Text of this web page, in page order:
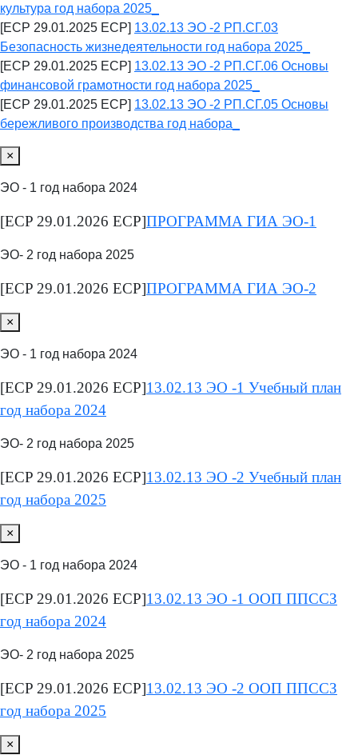
культура год набора 2025_
[ECP 29.01.2025 ECP] 13.02.13 ЭО -2 РП.СГ.03
Безопасность жизнедеятельности год набора 2025_
[ECP 29.01.2025 ECP] 13.02.13 ЭО -2 РП.СГ.06 Основы
финансовой грамотности год набора 2025_
[ECP 29.01.2025 ECP] 13.02.13 ЭО -2 РП.СГ.05 Основы
бережливого производства год набора_
×
ЭО - 1 год набора 2024
[ECP 29.01.2026 ECP]ПРОГРАММА ГИА ЭО-1
ЭО- 2 год набора 2025
[ECP 29.01.2026 ECP]ПРОГРАММА ГИА ЭО-2
×
ЭО - 1 год набора 2024
[ECP 29.01.2026 ECP]13.02.13 ЭО -1 Учебный план
год набора 2024
ЭО- 2 год набора 2025
[ECP 29.01.2026 ECP]13.02.13 ЭО -2 Учебный план
год набора 2025
×
ЭО - 1 год набора 2024
[ECP 29.01.2026 ECP]13.02.13 ЭО -1 ООП ППССЗ
год набора 2024
ЭО- 2 год набора 2025
[ECP 29.01.2026 ECP]13.02.13 ЭО -2 ООП ППССЗ
год набора 2025
×